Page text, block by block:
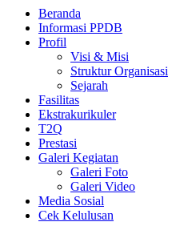
Beranda
Informasi PPDB
Profil
Visi & Misi
Struktur Organisasi
Sejarah
Fasilitas
Ekstrakurikuler
T2Q
Prestasi
Galeri Kegiatan
Galeri Foto
Galeri Video
Media Sosial
Cek Kelulusan